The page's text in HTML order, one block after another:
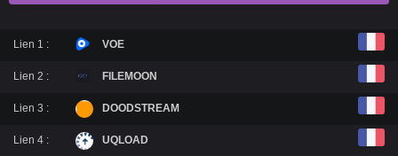
Lien 1 : VOE
Lien 2 : FILEMOON
Lien 3 : DOODSTREAM
Lien 4 : UQLOAD